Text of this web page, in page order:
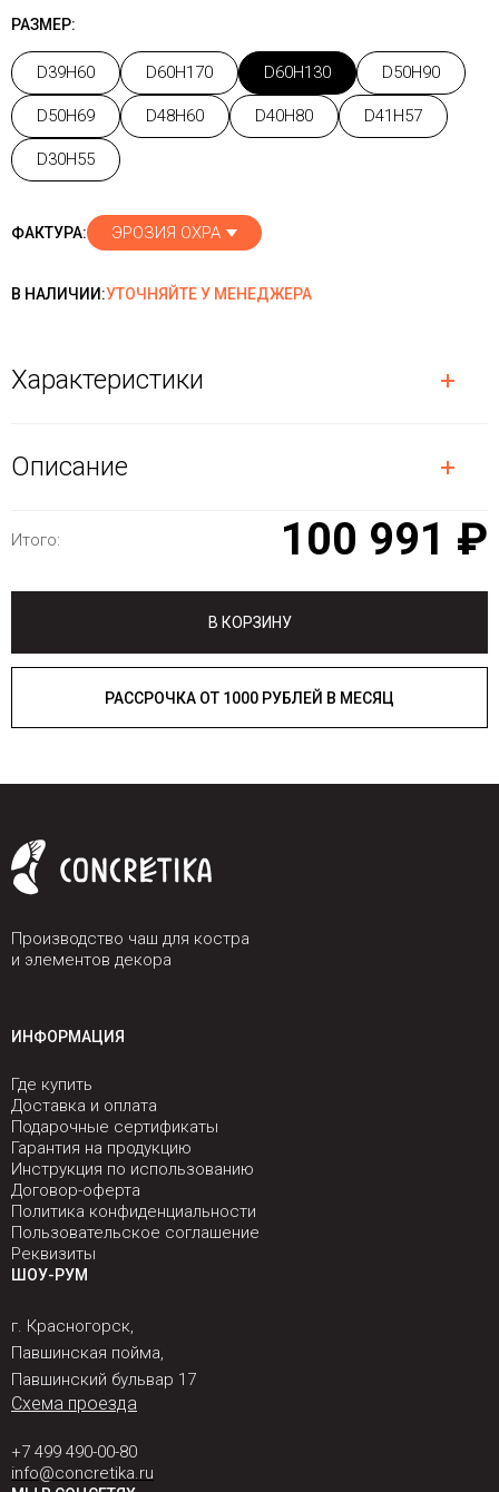
РАЗМЕР:
D39H60 D60H170 D60H130 D50H90
D50H69 D48H60 D40H80 D41H57
D30H55
ФАКТУРА: ЭРОЗИЯ ОХРА
В НАЛИЧИИ:УТОЧНЯЙТЕ У МЕНЕДЖЕРА
Характеристики
Описание
Итого: 100 991 ₽
В КОРЗИНУ
РАССРОЧКА ОТ 1000 РУБЛЕЙ В МЕСЯЦ
Производство чаш для костра
и элементов декора
ИНФОРМАЦИЯ
Где купить
Доставка и оплата
Подарочные сертификаты
Гарантия на продукцию
Инструкция по использованию
Договор-оферта
Политика конфиденциальности
Пользовательское соглашение
Реквизиты
ШОУ-РУМ
г. Красногорск,
Павшинская пойма,
Павшинский бульвар 17
Схема проезда
+7 499 490-00-80
info@concretika.ru